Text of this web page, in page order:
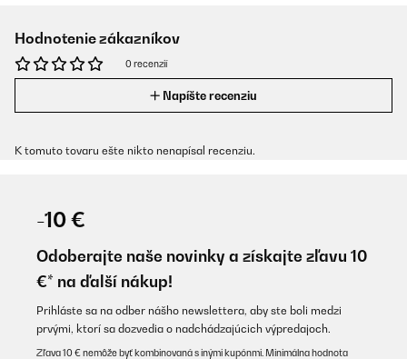
Hodnotenie zákazníkov
0 recenzií
Napíšte recenziu
K tomuto tovaru ešte nikto nenapísal recenziu.
-10 €
Odoberajte naše novinky a získajte zľavu 10
€* na ďalší nákup!
Prihláste sa na odber nášho newslettera, aby ste boli medzi
prvými, ktorí sa dozvedia o nadchádzajúcich výpredajoch.
Zľava 10 € nemôže byť kombinovaná s inými kupónmi. Minimálna hodnota